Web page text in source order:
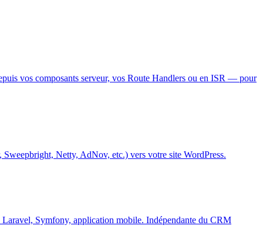
vos composants serveur, vos Route Handlers ou en ISR — pour
Netty, AdNov, etc.) vers votre site WordPress.
Symfony, application mobile. Indépendante du CRM